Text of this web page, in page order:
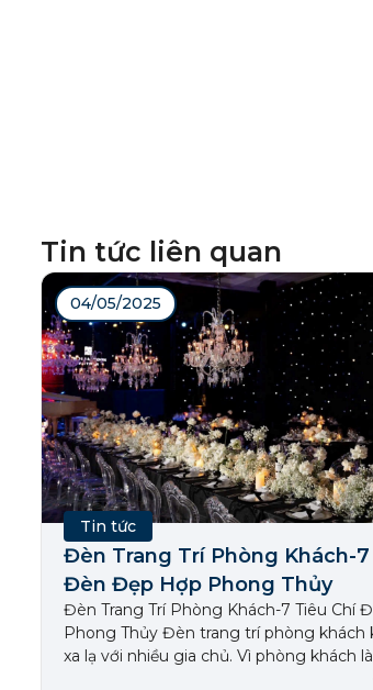
Tin tức liên quan
04/05/2025
Tin tức
Đèn Trang Trí Phòng Khách-7
Đèn Đẹp Hợp Phong Thủy
Đèn Trang Trí Phòng Khách-7 Tiêu Chí
Phong Thủy​ Đèn trang trí phòng khách
xa lạ với nhiều gia chủ. Vì phòng khách
trung tâm của ngôi nhà, nơi gia đình